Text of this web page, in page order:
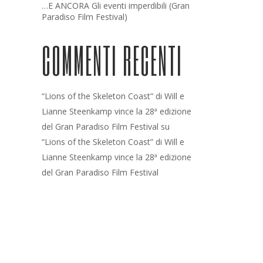
…E ANCORA Gli eventi imperdibili (Gran
Paradiso Film Festival)
COMMENTI RECENTI
“Lions of the Skeleton Coast” di Will e
Lianne Steenkamp vince la 28ª edizione
del Gran Paradiso Film Festival su
“Lions of the Skeleton Coast” di Will e
Lianne Steenkamp vince la 28ª edizione
del Gran Paradiso Film Festival